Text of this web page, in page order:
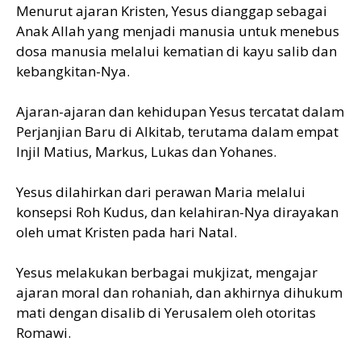
Menurut ajaran Kristen, Yesus dianggap sebagai
Anak Allah yang menjadi manusia untuk menebus
dosa manusia melalui kematian di kayu salib dan
kebangkitan-Nya.
Ajaran-ajaran dan kehidupan Yesus tercatat dalam
Perjanjian Baru di Alkitab, terutama dalam empat
Injil Matius, Markus, Lukas dan Yohanes.
Yesus dilahirkan dari perawan Maria melalui
konsepsi Roh Kudus, dan kelahiran-Nya dirayakan
oleh umat Kristen pada hari Natal.
Yesus melakukan berbagai mukjizat, mengajar
ajaran moral dan rohaniah, dan akhirnya dihukum
mati dengan disalib di Yerusalem oleh otoritas
Romawi.